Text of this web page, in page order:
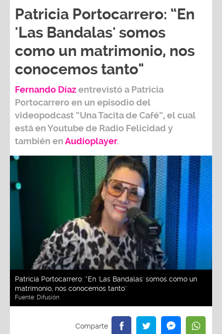
Patricia Portocarrero: “En
'Las Bandalas' somos
como un matrimonio, nos
conocemos tanto"
Fernando Díazentrevistó a Patricia
Portocarreroen un episodio del
videopodcast “Una Tacita de Café”, el cual
está en Youtube de Radio Felicidad y
también enAudioplayer.
Patricia Portocarrero: “En 'Las Bandalas' somos como un
matrimonio, nos conocemos tanto"
Fuente: Difusión